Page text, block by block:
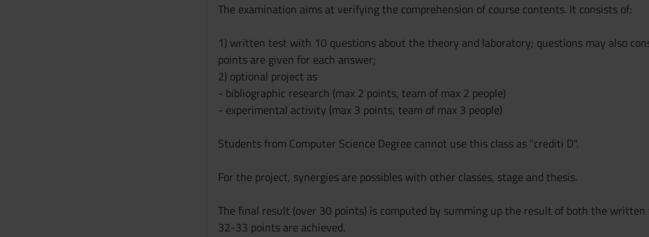
The examination aims at verifying the comprehension of course contents. It consists of:
1) written test with 10 questions about the theory and laboratory; questions may also
points are given for each answer;
2) optional project as
- bibliographic research (max 2 points, team of max 2 people)
- experimental activity (max 3 points, team of max 3 people)
Students from Computer Science Degree cannot use this class as "crediti D".
For the project, synergies are possibles with other classes, stage and thesis.
The final result (over 30 points) is computed by summing up the result of both the
32-33 points are achieved.